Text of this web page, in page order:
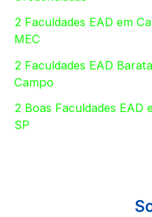
2 Faculdades EAD em
MEC
2 Faculdades EAD
Campo
2 Boas Faculdades EAD
SP